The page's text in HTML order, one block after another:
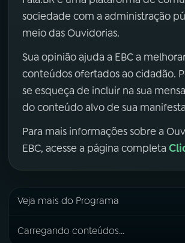
sociedade com a administração
meio das Ouvidorias.
Sua opinião ajuda a EBC a
conteúdos ofertados ao cidadão.
se esqueça de incluir na sua
do conteúdo alvo de sua
Para mais informações sobre a
EBC, acesse a página completa
Veja mais do Programa
Carregando conteúdos...